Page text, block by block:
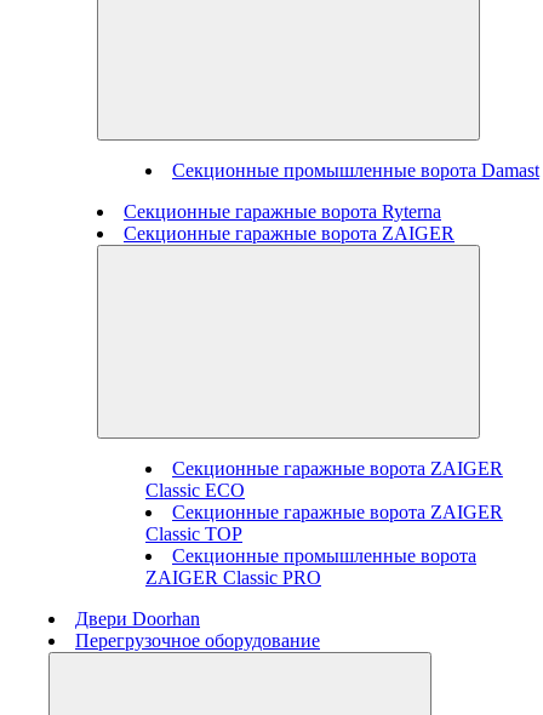
Секционные промышленные ворота Damast
Секционные гаражные ворота Ryterna
Секционные гаражные ворота ZAIGER
Секционные гаражные ворота ZAIGER
Classic ECO
Секционные гаражные ворота ZAIGER
Classic TOP
Секционные промышленные ворота
ZAIGER Classic PRO
Двери Doorhan
Перегрузочное оборудование